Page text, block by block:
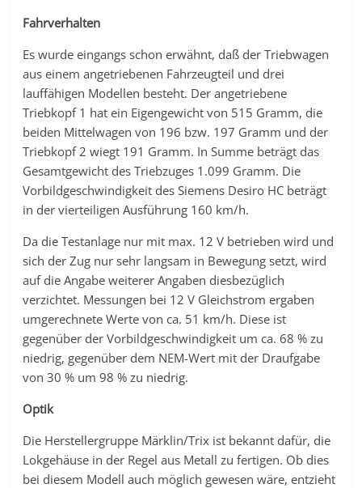
Fahrverhalten
Es wurde eingangs schon erwähnt, daß der Triebwagen
aus einem angetriebenen Fahrzeugteil und drei
lauffähigen Modellen besteht. Der angetriebene
Triebkopf 1 hat ein Eigengewicht von 515 Gramm, die
beiden Mittelwagen von 196 bzw. 197 Gramm und der
Triebkopf 2 wiegt 191 Gramm. In Summe beträgt das
Gesamtgewicht des Triebzuges 1.099 Gramm. Die
Vorbildgeschwindigkeit des Siemens Desiro HC beträgt
in der vierteiligen Ausführung 160 km/h.
Da die Testanlage nur mit max. 12 V betrieben wird und
sich der Zug nur sehr langsam in Bewegung setzt, wird
auf die Angabe weiterer Angaben diesbezüglich
verzichtet. Messungen bei 12 V Gleichstrom ergaben
umgerechnete Werte von ca. 51 km/h. Diese ist
gegenüber der Vorbildgeschwindigkeit um ca. 68 % zu
niedrig, gegenüber dem NEM-Wert mit der Draufgabe
von 30 % um 98 % zu niedrig.
Optik
Die Herstellergruppe Märklin/Trix ist bekannt dafür, die
Lokgehäuse in der Regel aus Metall zu fertigen. Ob dies
bei diesem Modell auch möglich gewesen wäre, entzieht